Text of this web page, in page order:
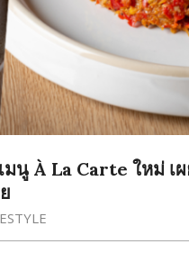
นู À La Carte ใหม่ เ